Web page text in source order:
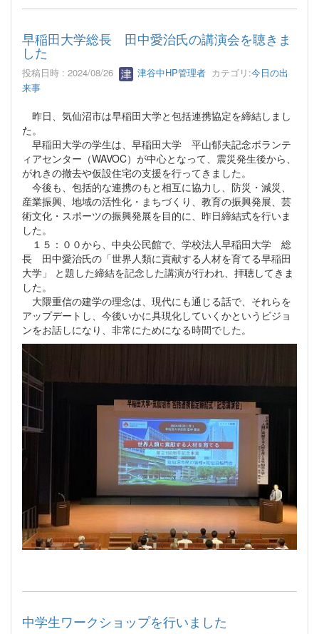
早稲田大学総長 田中愛治氏の講演会を聴きま
した
投稿日時 : 2024/08/26 津谷中HP管理者 カテゴリ:今日の出
来事
昨日、気仙沼市は早稲田大学と包括連携協定を締結しまし
た。
早稲田大学の学生は、早稲田大学 平山郁夫記念ボランテ
ィアセンター（WAVOC）が中心となって、震災発生後から、
がれきの撤去や仮設住宅の支援を行ってきました。
今後も、包括的な連携のもと相互に協力し、防災・減災、
産業振興、地域の活性化・まちづくり、教育の振興発展、芸
術文化・スポーツの振興発展を目的に、昨日締結式を行いま
した。
１５：００から、中央公民館で、学校法人早稲田大学 総
長 田中愛治氏の「世界人類に貢献する人材を育てる早稲田
大学」 と題した締結を記念した講演が行われ、拝聴してきま
した。
大隈重信の建学の理念は、現代にも通じる話で、それらを
アップデートし、今後いかに具現化していくかというビジョ
ンをお話しになり、非常にためになる時間でした。
中学生ワークショップを行いました